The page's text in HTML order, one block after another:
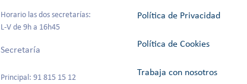
Horario las dos secretarías:
L-V de 9h a 16h45
Secretaría
Principal: 91 815 15 12
Política de Privacidad
Política de Cookies
Trabaja con nosotros